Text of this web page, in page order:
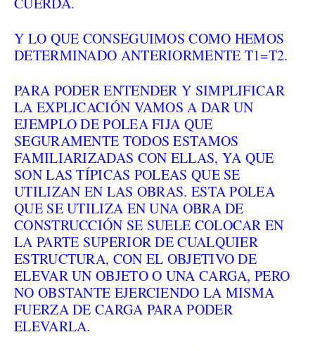
Y LO QUE CONSEGUIMOS COMO HEMOS
DETERMINADO ANTERIORMENTE T1=T2.
PARA PODER ENTENDER Y SIMPLIFICAR
LA EXPLICACIÓN VAMOS A DAR UN
EJEMPLO DE POLEA FIJA QUE
SEGURAMENTE TODOS ESTAMOS
FAMILIARIZADAS CON ELLAS, YA QUE
SON LAS TÍPICAS POLEAS QUE SE
UTILIZAN EN LAS OBRAS. ESTA POLEA
QUE SE UTILIZA EN UNA OBRA DE
CONSTRUCCIÓN SE SUELE COLOCAR EN
LA PARTE SUPERIOR DE CUALQUIER
ESTRUCTURA, CON EL OBJETIVO DE
ELEVAR UN OBJETO O UNA CARGA, PERO
NO OBSTANTE EJERCIENDO LA MISMA
FUERZA DE CARGA PARA PODER
ELEVARLA.